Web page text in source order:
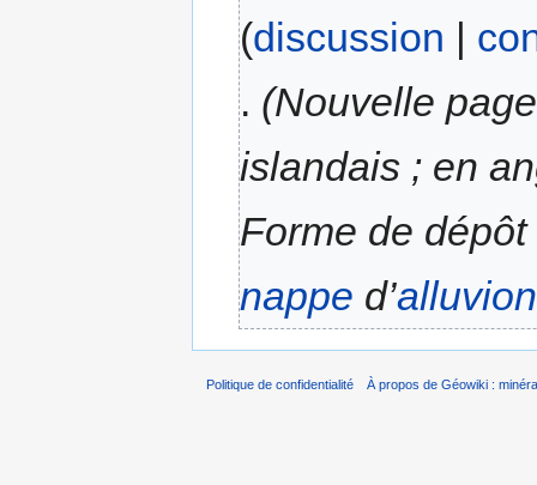
(discussion |
. (Nouvelle
islandais ; en
Forme de
nappe d’
Politique de confidentialité À propos de Géowiki :